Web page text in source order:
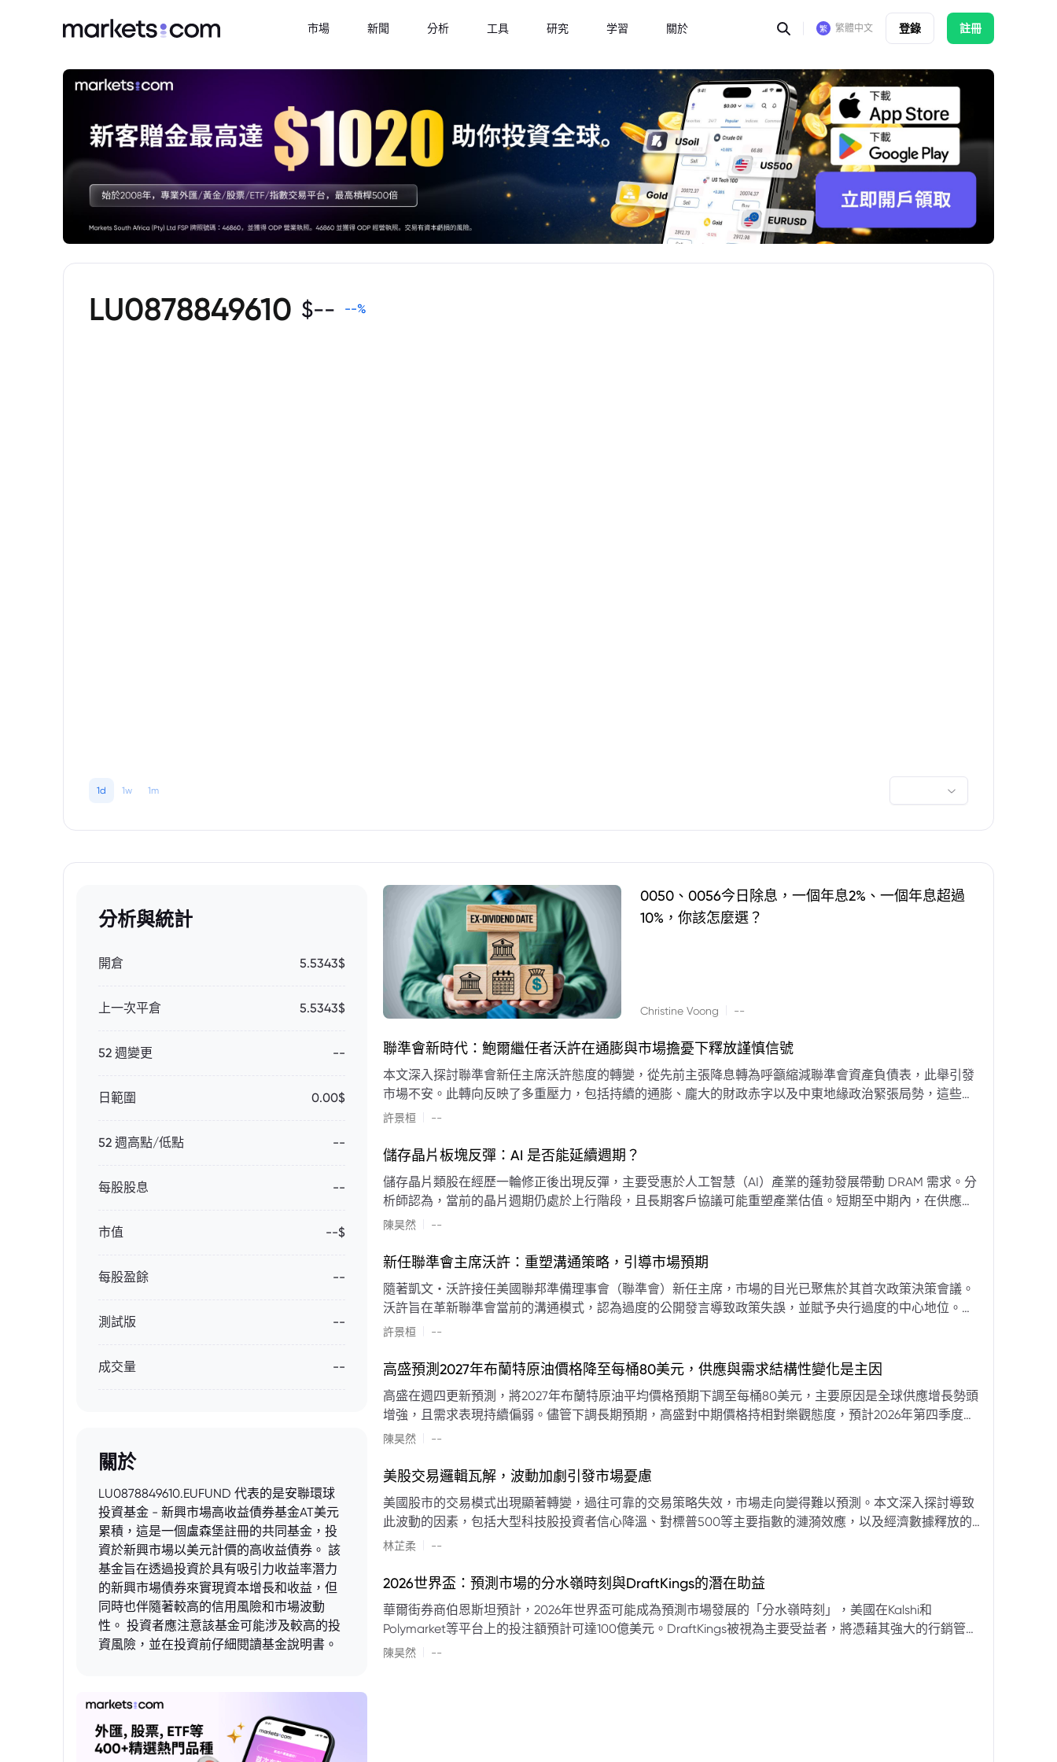
市場 新聞 分析 工具 研究 学習 關於 繁體中文 登錄 註冊
LU0878849610 $-- --%
1d 1w 1m
分析與統計
開倉 5.5343$
上一次平倉 5.5343$
52 週變更 --
日範圍 0.00$
52 週高點/低點 --
每股股息 --
市值 --$
每股盈餘 --
測試版 --
成交量 --
關於
LU0878849610.EUFUND 代表的是安聯環球
投資基金 - 新興市場高收益債券基金AT美元
累積，這是一個盧森堡註冊的共同基金，投
資於新興市場以美元計價的高收益債券。 該
基金旨在透過投資於具有吸引力收益率潛力
的新興市場債券來實現資本增長和收益，但
同時也伴隨著較高的信用風險和市場波動
性。 投資者應注意該基金可能涉及較高的投
資風險，並在投資前仔細閱讀基金說明書。
0050、0056今日除息，一個年息2%、一個年息超過
10%，你該怎麼選？
Christine Voong --
聯準會新時代：鮑爾繼任者沃許在通膨與市場擔憂下釋放謹慎信號
本文深入探討聯準會新任主席沃許態度的轉變，從先前主張降息轉為呼籲縮減聯準會資產負債表，此舉引發
市場不安。此轉向反映了多重壓力，包括持續的通膨、龐大的財政赤字以及中東地緣政治緊張局勢，這些因
素限制了聯準會實施降息或激進縮減資產負債表的空間。專家預計將進入政策觀望期，重點將放在維持較高
許景桓 --
儲存晶片板塊反彈：AI 是否能延續週期？
儲存晶片類股在經歷一輪修正後出現反彈，主要受惠於人工智慧（AI）產業的蓬勃發展帶動 DRAM 需求。分
析師認為，當前的晶片週期仍處於上行階段，且長期客戶協議可能重塑產業估值。短期至中期內，在供應受
限的支撐下，價格預期將持續走高。
陳昊然 --
新任聯準會主席沃許：重塑溝通策略，引導市場預期
隨著凱文・沃許接任美國聯邦準備理事會（聯準會）新任主席，市場的目光已聚焦於其首次政策決策會議。
沃許旨在革新聯準會當前的溝通模式，認為過度的公開發言導致政策失誤，並賦予央行過度的中心地位。他
計畫重塑政策預期的發布方式及其頻率，目標是減少對預期市場信號的依賴，並強化對經濟基本面的關注。
許景桓 --
高盛預測2027年布蘭特原油價格降至每桶80美元，供應與需求結構性變化是主因
高盛在週四更新預測，將2027年布蘭特原油平均價格預期下調至每桶80美元，主要原因是全球供應增長勢頭
增強，且需求表現持續偏弱。儘管下調長期預期，高盛對中期價格持相對樂觀態度，預計2026年第四季度布
蘭特原油均價為每桶90美元。該行認為，美國、巴西、圭亞那、委內瑞拉及阿聯酋的產量提升，加上需求端
其影響低於預期，二季度的全球供應缺口（每日500萬至600萬桶）因需求疲軟和市場已存在的供過於求而
口受阻持續，2026年底油價可能升至每桶110美元以上，極端情況下2027年甚至可能觸及140美元。相對地，
若供應快速恢復且需求進一步走弱，2026年底油價可能回落至每桶70美元左右，2027年則可能降至每桶60
美元。
陳昊然 --
美股交易邏輯瓦解，波動加劇引發市場憂慮
美國股市的交易模式出現顯著轉變，過往可靠的交易策略失效，市場走向變得難以預測。本文深入探討導致
此波動的因素，包括大型科技股投資者信心降溫、對標普500等主要指數的漣漪效應，以及經濟數據釋放的
矛盾信號。專家意見顯示，雙向交易與市場震盪加劇將成為新常態。重點摘要包括：先前「逢低買入」策略
點：** * **交易邏輯轉變：** 順勢做多的市場邏輯已瓦解，市場走向變得難以預測。 * **科技股信心減弱：**
現顯著的單日反轉幅度，整體市場穩定性大幅下降。 * **經濟數據拉扯：** 經濟數據表現出韌性與聯準會緊
縮貨幣政策預期升溫之間形成拉扯，加劇市場不確定性。 * **專家預期：** 預計將持續出現板塊輪動與風格
切換，投資者意見分歧程度處於極高水平。 * **聚焦聯準會：** 聯準會的利率決議及後續記者會，被視為短
林芷柔 --
2026世界盃：預測市場的分水嶺時刻與DraftKings的潛在助益
華爾街券商伯恩斯坦預計，2026年世界盃可能成為預測市場發展的「分水嶺時刻」，美國在Kalshi和
Polymarket等平台上的投注額預計可達100億美元。DraftKings被視為主要受益者，將憑藉其強大的行銷管
道、西班牙語轉播權以及對預測市場業務的拓展，為即將到來的NFL賽季做準備。
陳昊然 --